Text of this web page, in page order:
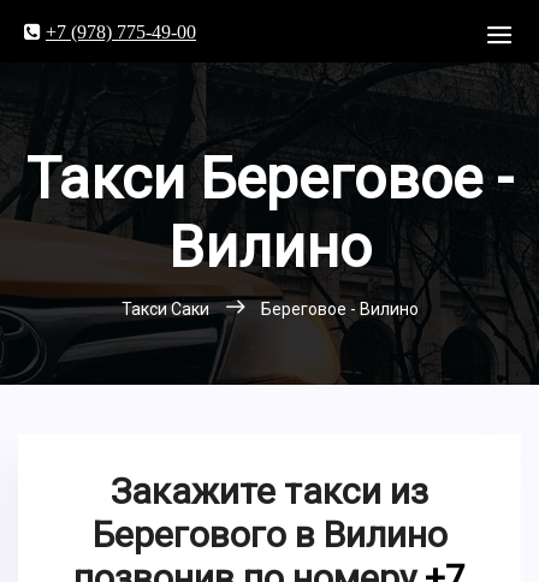
+7 (978) 775-49-00
Такси Береговое -
Вилино
Такси Саки Береговое - Вилино
Закажите такси из
Берегового в Вилино